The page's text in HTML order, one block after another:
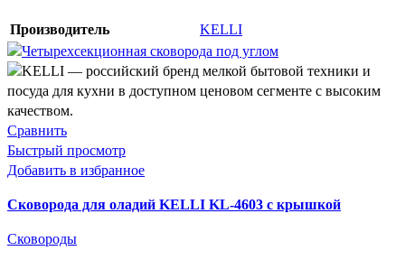
Товар
Производитель KELLI
Сравнить
Быстрый просмотр
Добавить в избранное
Сковорода для оладий KELLI KL-4603 с крышкой
Сковороды